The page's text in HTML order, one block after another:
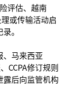
评估、越南
或传输活动启
。
、马来西亚
CCPA修订规则
露后向监管机构